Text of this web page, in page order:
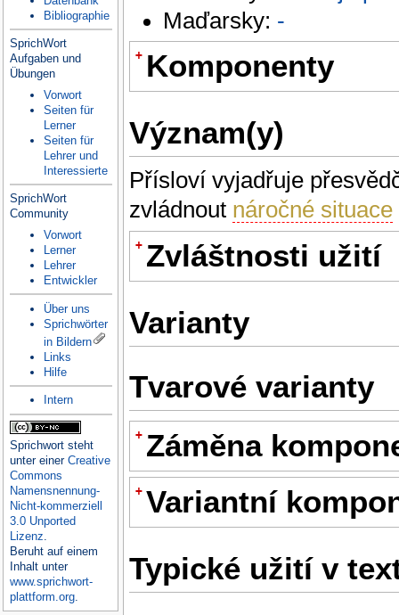
Maďarsky: -
+ Komponenty
léčíLemma:léčit
Význam(y)
Přísloví vyjadřuje
zvládnout náročné situace
+ Zvláštnosti užití
Varianty
Tvarové varianty
+ Záměna
+ Variantní
Typické užití v
Bibliographie
SprichWort
Aufgaben und
Übungen
Vorwort
Seiten für
Lerner
Seiten für
Lehrer und
Interessierte
SprichWort
Community
Vorwort
Lerner
Lehrer
Entwickler
Über uns
Sprichwörter
in Bildern
Links
Hilfe
Intern
Sprichwortsteht
unter einer Creative
Commons
Namensnennung-
Nicht-kommerziell
3.0 Unported
Lizenz.
Beruht auf einem
Inhalt unter
www.sprichwort-
plattform.org.